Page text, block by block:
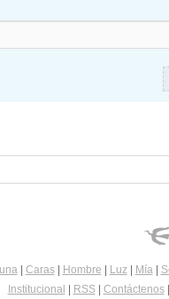
| Caras| Hombre Luz| Mía|
Institucional
RSS| Contáctenos